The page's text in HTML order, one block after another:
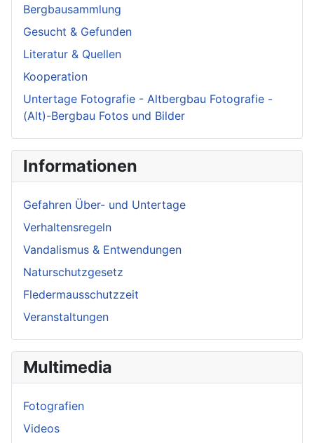
Bergbausammlung
Gesucht & Gefunden
Literatur & Quellen
Kooperation
Untertage Fotografie - Altbergbau Fotografie -
(Alt)-Bergbau Fotos und Bilder
Informationen
Gefahren Über- und Untertage
Verhaltensregeln
Vandalismus & Entwendungen
Naturschutzgesetz
Fledermausschutzzeit
Veranstaltungen
Multimedia
Fotografien
Videos